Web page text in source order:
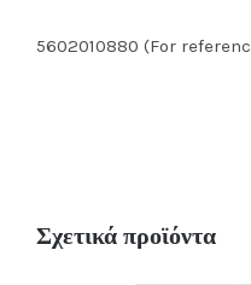
5602010880 (For
Σχετικά προϊόντα